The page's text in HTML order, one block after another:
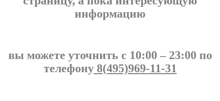
информацию
вы можете уточнить c 10:00 – 23:00 по
телефону 8(495)969-11-31